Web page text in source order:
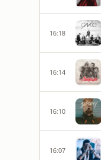
16:18
16:14
16:10
16:07